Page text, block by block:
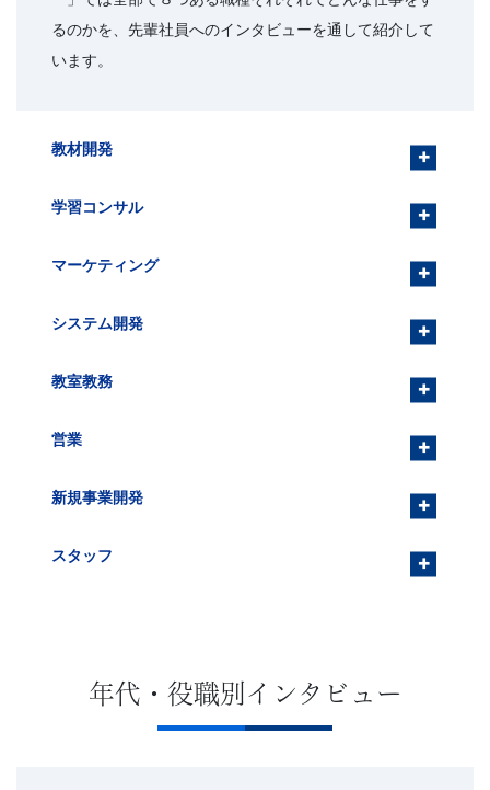
るのかを、先輩社員へのインタビューを通して紹介して
います。
教材開発
学習コンサル
マーケティング
システム開発
教室教務
営業
新規事業開発
スタッフ
年代・役職別インタビュー